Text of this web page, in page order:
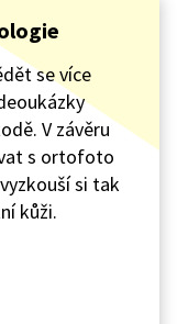
se více
V závěru
s ortofoto
si tak
kůži.